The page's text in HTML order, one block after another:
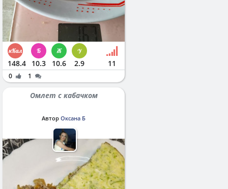
148.4 10.3 10.6 2.9 11
0 1
Омлет с кабачком
Автор Оксана Б